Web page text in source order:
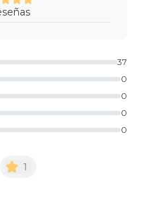
37
0
0
0
0
1